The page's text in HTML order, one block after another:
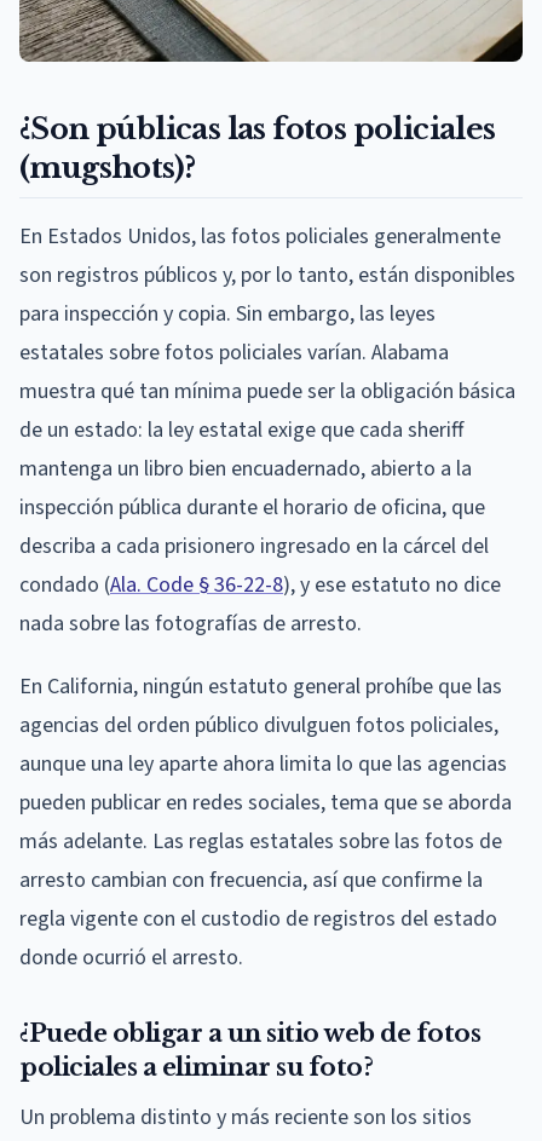
¿Son públicas las fotos policiales
(mugshots)?
En Estados Unidos, las fotos policiales generalmente
son registros públicos y, por lo tanto, están disponibles
para inspección y copia. Sin embargo, las leyes
estatales sobre fotos policiales varían. Alabama
muestra qué tan mínima puede ser la obligación básica
de un estado: la ley estatal exige que cada sheriff
mantenga un libro bien encuadernado, abierto a la
inspección pública durante el horario de oficina, que
describa a cada prisionero ingresado en la cárcel del
condado (Ala. Code § 36-22-8), y ese estatuto no dice
nada sobre las fotografías de arresto.
En California, ningún estatuto general prohíbe que las
agencias del orden público divulguen fotos policiales,
aunque una ley aparte ahora limita lo que las agencias
pueden publicar en redes sociales, tema que se aborda
más adelante. Las reglas estatales sobre las fotos de
arresto cambian con frecuencia, así que confirme la
regla vigente con el custodio de registros del estado
donde ocurrió el arresto.
¿Puede obligar a un sitio web de fotos
policiales a eliminar su foto?
Un problema distinto y más reciente son los sitios